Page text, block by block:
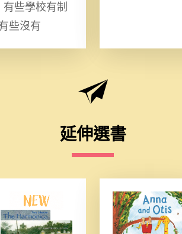
些學校有制
些沒有
延伸選書